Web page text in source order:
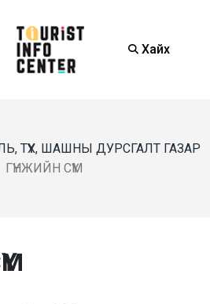
Хайх
ТҮҮХ, ШАШНЫ ДУРСГАЛТ ГАЗАР
ГҮНЖИЙН СҮМ